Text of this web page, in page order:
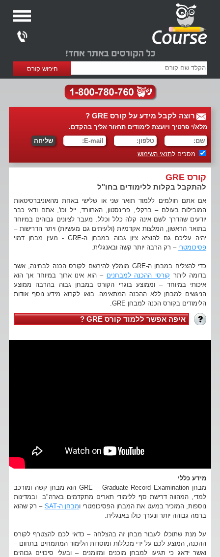
רוצה לקבל מידע על קורס GRE ?
מלא/י פרטיך ויועצת לימודים תחזור אליך בהקדם.
מסכים לתנאי השימוש.
קורס GRE
להתקבל בקלות ללימודים בחו"ל
אם אתם חולמים ללמוד תואר שני או שלישי באחת מהאוניברסיטאות
המובילות בעולם – ברקלי, פרינסטון, הארוורד, ייל וכו', אתם ודאי כבר
יודעים שהדרך לשם אינה קלה כלל וכלל. מעבר לציונים גבוהים במיוחד
בתואר הראשון, המלצות אקדמיות (ולעיתים גם מעשיות) ויתר הדרישות –
יהיה עליכם גם להוציא ציון גבוה במבחן ה-GRE - מעין מבחן דמוי
פסיכומטרי – רק הרבה יותר קשה ובאנגלית.
כדי להצליח במבחן ה-GRE מומלץ להירשם לקורס הכנה לבחינה, אשר
בדומה ליתר קורסי ההכנה למבחנים – הוא אינו ארוך במיוחד אך הוא
איכותי במיוחד – וממוצע בוגרי הקורס במבחן גבוה בהרבה ממוצע
הניגשים למבחן ללא ההכנה המתאימה. בואו לקרוא מידע נוסף אודות
הלימודים בקורס הכנה למבחן GRE.
איפה אפשר ללמוד קורס GRE ?
מידע כללי
מבחן GRE – Graduate Record Examination הוא מבחן קשה ומורכב
למדי, המהווה דרישת סף ללימודי תארים מתקדמים בארה"ב ובמדינות
נוספות, המזכיר במעט את המבחן הפסיכומטרי ומבחן ה-SAT
– רק שהוא
ברמה גבוהה יותר ונערך כולו באנגלית.
על מנת שתוכלו לעבור מבחן זה בהצלחה – כדאי לכם להצטרף לקורס
ההכנה, המוצע לכם על ידי מכללות ומוסדות הלימוד המתמחים בתחום –
ואשר ידאג כי תגיעו למבחן מוכנים ומזומנים – ובעלי סיכויים גבוהים